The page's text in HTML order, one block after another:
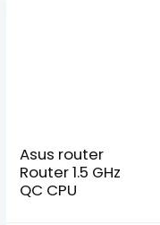
Asus router
Router 1.5 GHz
QC CPU